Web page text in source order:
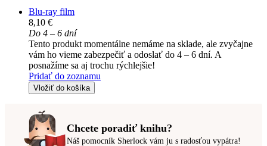
Blu-ray film
8,10 €
Do 4 – 6 dní
Tento produkt momentálne nemáme na sklade, ale zvyčajne
vám ho vieme zabezpečiť a odoslať do 4 – 6 dní. A
posnažíme sa aj trochu rýchlejšie!
Pridať do zoznamu
Vložiť do košíka
Chcete poradiť knihu?
Náš pomocník Sherlock vám ju s radosťou vypátra!